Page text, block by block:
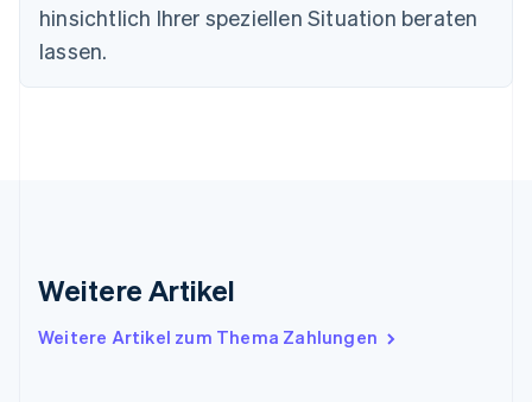
hinsichtlich Ihrer speziellen Situation beraten
lassen.
Weitere Artikel
Weitere Artikel zum Thema Zahlungen
English
Festlandchina
Indien
Irland